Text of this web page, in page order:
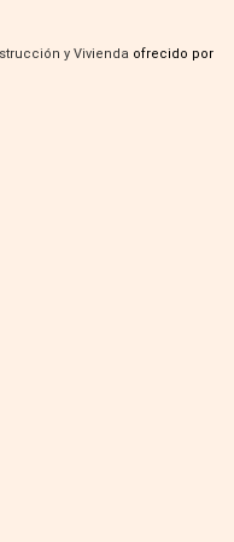
y Vivienda ofrecido por